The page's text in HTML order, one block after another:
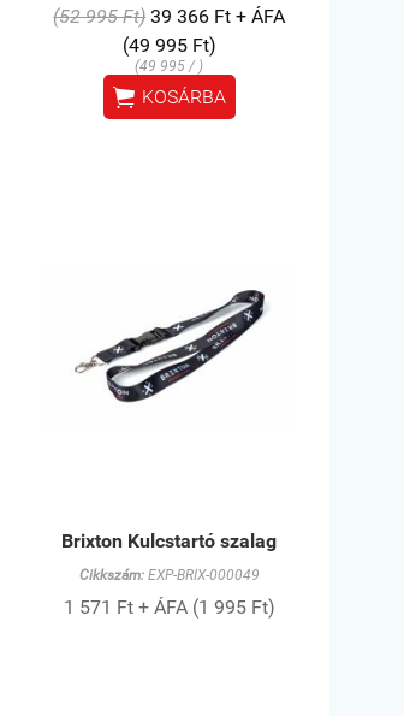
(52 995 Ft) 39 366 Ft + ÁFA
(49 995 Ft)
(49 995 / )
 KOSÁRBA
Brixton Kulcstartó szalag
Cikkszám:EXP-BRIX-000049
1 571 Ft + ÁFA (1 995 Ft)